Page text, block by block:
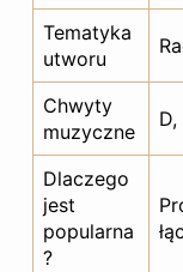
Tematyka
utworu
Chwyty
muzyczne
Dlaczego
jest
popularna
?